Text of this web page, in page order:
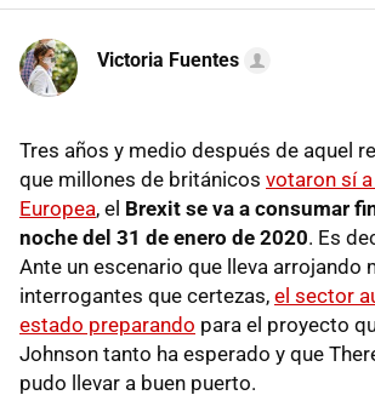
Victoria Fuentes
Tres años y medio después de aquel
que millones de británicos votaron sí
Europea, el Brexit se va a consumar
noche del 31 de enero de 2020. Es
Ante un escenario que lleva arrojando
interrogantes que certezas, el sector
estado preparando para el proyecto
Johnson tanto ha esperado y que
pudo llevar a buen puerto.